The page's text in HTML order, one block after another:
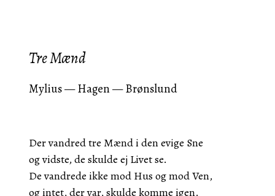
Tre Mænd
Mylius — Hagen — Brønslund
Der vandred tre Mænd i den evige Sne
og vidste, de skulde ej Livet se.
De vandrede ikke mod Hus og mod Ven,
og intet, der var, skulde komme igen.